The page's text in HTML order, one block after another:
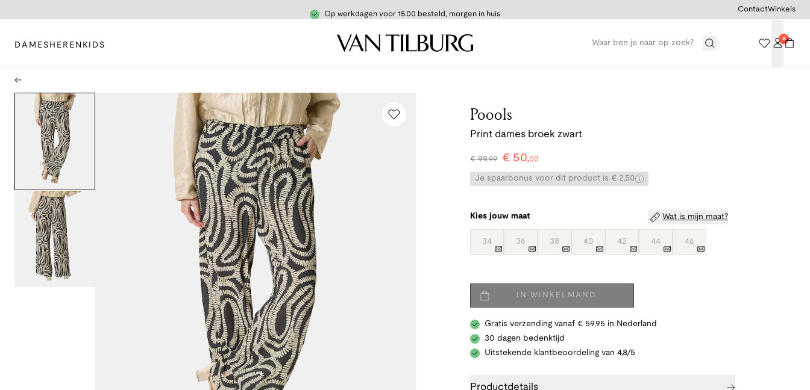
Op werkdagen voor 15.00 besteld, morgen in huis
DAMES HEREN KIDS
ContactWinkels
Poools
Print dames broek zwart
€99,99 € 50,00
Je spaarbonus voor dit product is € 2,50
Kies jouw maat Wat is mijn maat?
34 36 38 40 42 44 46
IN WINKELMAND
Gratis verzending vanaf € 59,95 in Nederland
30 dagen bedenktijd
Uitstekende klantbeoordeling van 4,8/5
Productdetails